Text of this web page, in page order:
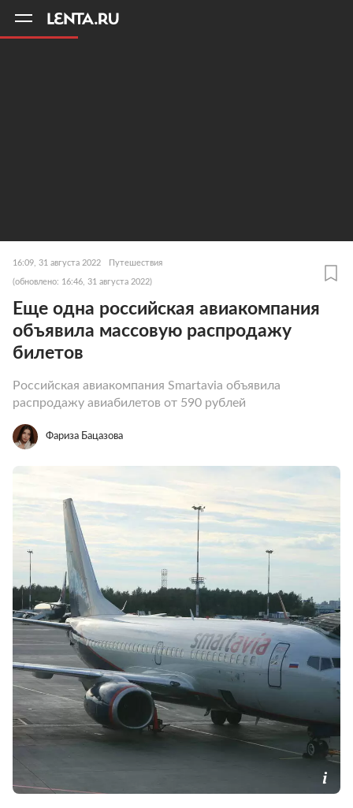
16:09, 31 августа 2022 Путешествия
(обновлено: 16:46, 31 августа 2022)
Еще одна российская авиакомпания
объявила массовую распродажу
билетов
Российская авиакомпания Smartavia объявила
распродажу авиабилетов от 590 рублей
Фариза Бацазова